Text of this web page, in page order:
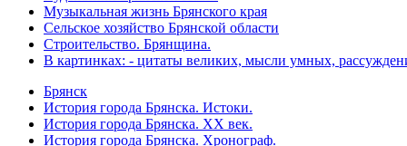
Музыкальная жизнь Брянского края
Сельское хозяйство Брянской области
Строительство. Брянщина.
В картинках: - цитаты великих, мысли умных,
Брянск
История города Брянска. Истоки.
История города Брянска. XX век.
История города Брянска. Хронограф.